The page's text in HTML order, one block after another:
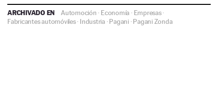
ARCHIVADO EN Automoción · Economía · Empresas·
Fabricantes automóviles· Industria·Pagani·Pagani Zonda